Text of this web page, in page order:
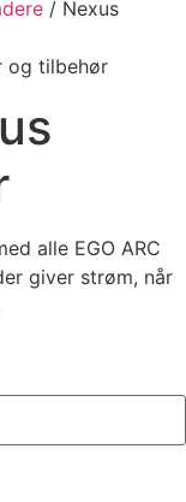
/ Nexus
og tilbehør
alle EGO ARC
giver strøm, når